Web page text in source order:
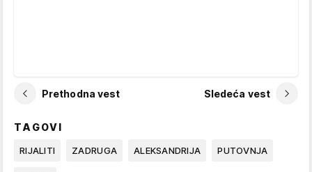
Prethodna vest Sledeća vest
TAGOVI
RIJALITI ZADRUGA ALEKSANDRIJA PUTOVNJA